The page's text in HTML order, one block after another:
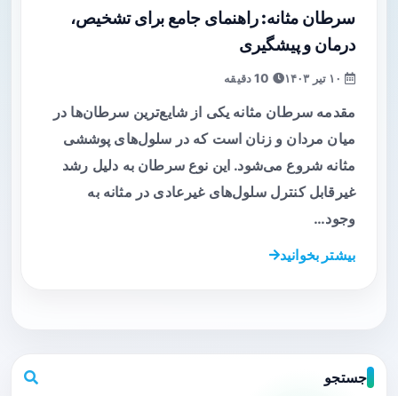
سرطان مثانه: راهنمای جامع برای تشخیص،
درمان و پیشگیری
مقدمه سرطان مثانه یکی از شایع‌ترین سرطان‌ها در
میان مردان و زنان است که در سلول‌های پوششی
مثانه شروع می‌شود. این نوع سرطان به دلیل رشد
غیرقابل کنترل سلول‌های غیرعادی در مثانه به
وجود…
بیشتر بخوانید
جستجو